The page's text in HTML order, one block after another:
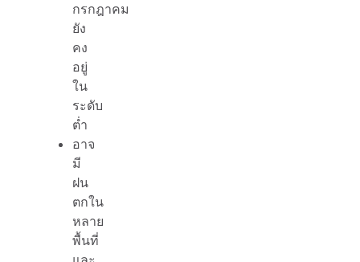
กรกฎาคม
ยัง
คง
อยู่
ใน
ระดับ
ต่ำ
อาจ
มี
ฝน
ตกใน
หลาย
พื้นที่